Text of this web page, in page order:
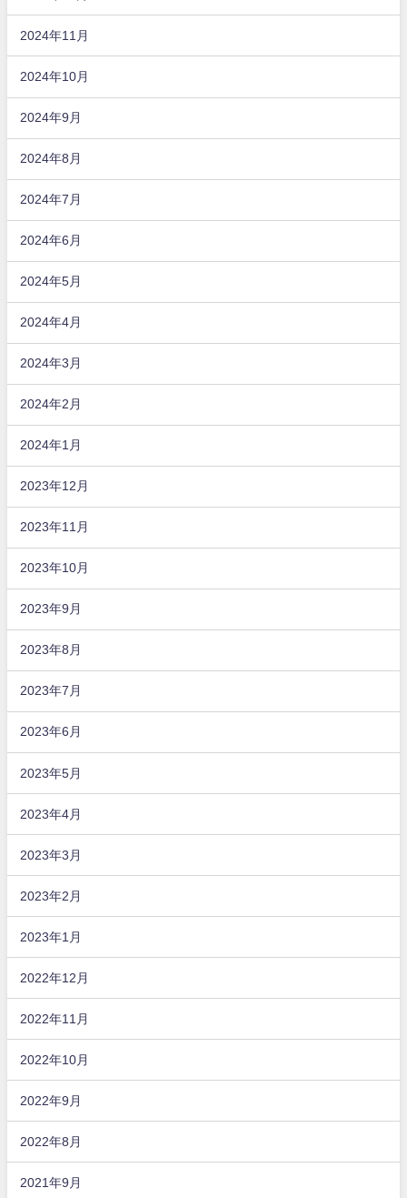
2024年11月
2024年10月
2024年9月
2024年8月
2024年7月
2024年6月
2024年5月
2024年4月
2024年3月
2024年2月
2024年1月
2023年12月
2023年11月
2023年10月
2023年9月
2023年8月
2023年7月
2023年6月
2023年5月
2023年4月
2023年3月
2023年2月
2023年1月
2022年12月
2022年11月
2022年10月
2022年9月
2022年8月
2021年9月